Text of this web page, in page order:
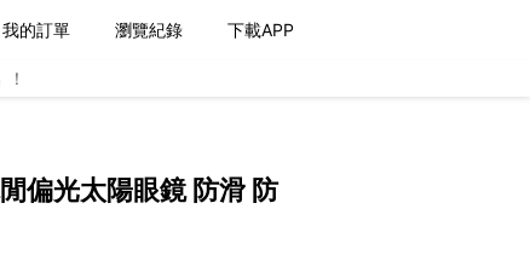
我的訂單 瀏覽紀錄 下載APP
偏光太陽眼鏡 防滑 防